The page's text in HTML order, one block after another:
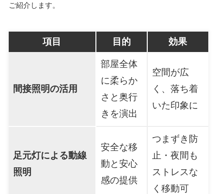
ご紹介します。
項目 目的 効果
間接照明の活用
部屋全体
に柔らか
さと奥行
きを演出
空間が広
く、落ち着
いた印象に
足元灯による動線
照明
安全な移
動と安心
感の提供
つまずき防
止・夜間も
ストレスな
く移動可